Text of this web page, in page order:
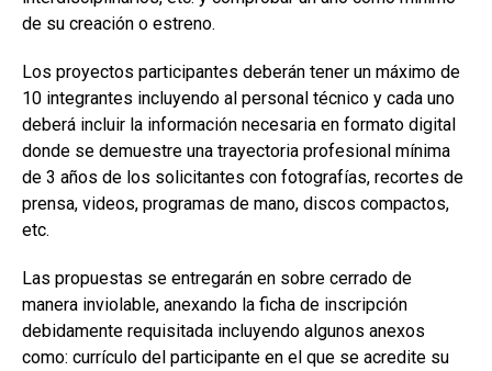
de su creación o estreno.
Los proyectos participantes deberán tener un máximo de
10 integrantes incluyendo al personal técnico y cada uno
deberá incluir la información necesaria en formato digital
donde se demuestre una trayectoria profesional mínima
de 3 años de los solicitantes con fotografías, recortes de
prensa, videos, programas de mano, discos compactos,
etc.
Las propuestas se entregarán en sobre cerrado de
manera inviolable, anexando la ficha de inscripción
debidamente requisitada incluyendo algunos anexos
como: currículo del participante en el que se acredite su